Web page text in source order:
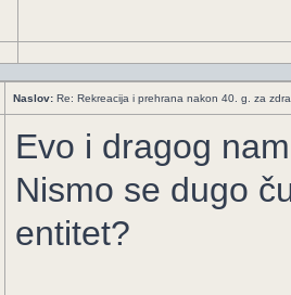
Naslov: Re: Rekreacija i prehrana nakon 40. g. za
Evo i dragog
Nismo se dugo
entitet?